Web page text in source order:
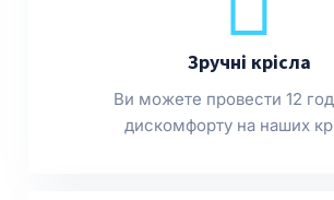
Зручні крісла
Ви можете провести 12
дискомфорту на наших